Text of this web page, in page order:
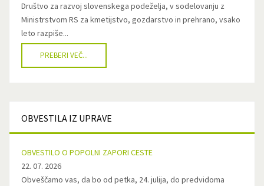
Društvo za razvoj slovenskega podeželja, v sodelovanju z
Ministrstvom RS za kmetijstvo, gozdarstvo in prehrano, vsako
leto razpiše...
PREBERI VEČ...
OBVESTILA IZ UPRAVE
OBVESTILO O POPOLNI ZAPORI CESTE
22. 07. 2026
Obveščamo vas, da bo od petka, 24. julija, do predvidoma